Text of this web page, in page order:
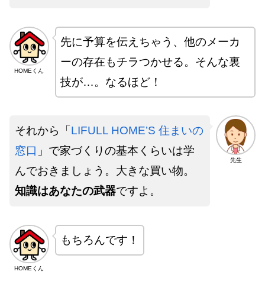
HOMEくん
先に予算を伝えちゃう、他のメーカ
ーの存在もチラつかせる。そんな裏
技が…。なるほど！
先生
それから「 LIFULL HOME’S 住まいの
窓口 」で家づくりの基本くらいは学
んでおきましょう。大きな買い物。
知識はあなたの武器ですよ。
HOMEくん
もちろんです！